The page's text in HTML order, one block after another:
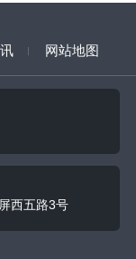
网站地图
西五路3号